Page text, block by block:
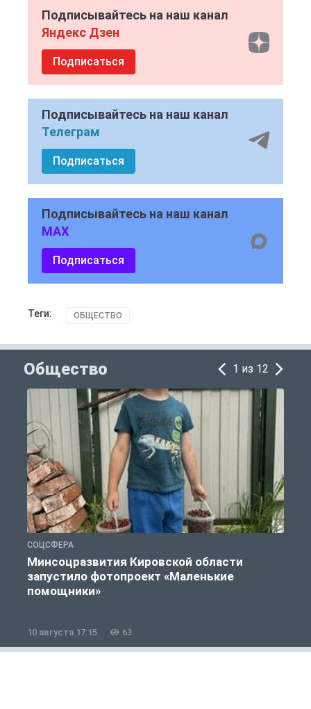
Подписывайтесь на наш канал
Яндекс Дзен
Подписаться
Подписывайтесь на наш канал
Телеграм
Подписаться
Подписывайтесь на наш канал
MAX
Подписаться
Теги: ОБЩЕСТВО
Общество 1 из 12
СОЦСФЕРА
Минсоцразвития Кировской области
запустило фотопроект «Маленькие
помощники»
10 августа 17:15 63